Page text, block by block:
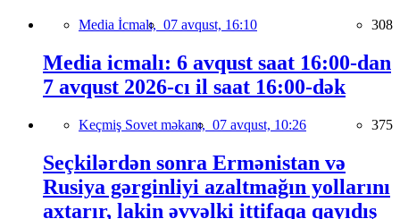
Media İcmalı, 07 avqust, 16:10 308
Media icmalı: 6 avqust saat 16:00-dan
7 avqust 2026-cı il saat 16:00-dək
Keçmiş Sovet məkanı, 07 avqust, 10:26 375
Seçkilərdən sonra Ermənistan və
Rusiya gərginliyi azaltmağın yollarını
axtarır, lakin əvvəlki ittifaqa qayıdış